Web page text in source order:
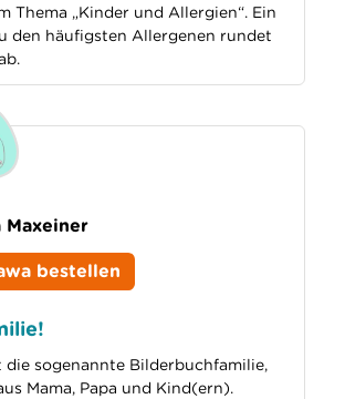
Thema „Kinder und Allergien“. Ein
den häufigsten Allergenen rundet
Maxeiner
bestellen
die sogenannte Bilderbuchfamilie,
Mama, Papa und Kind(ern).